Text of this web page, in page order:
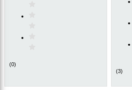
(0)
(3)